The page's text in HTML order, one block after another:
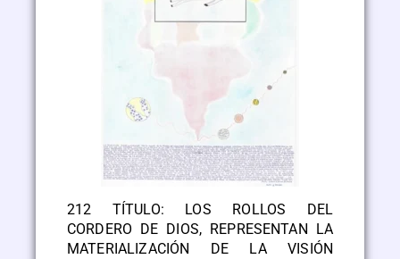
212 TÍTULO: LOS ROLLOS DEL
CORDERO DE DIOS, REPRESENTAN LA
MATERIALIZACIÓN DE LA VISIÓN